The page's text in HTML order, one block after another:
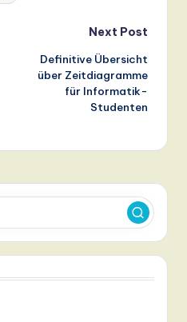
Next Post
Definitive Übersicht
über Zeitdiagramme
für Informatik-
Studenten